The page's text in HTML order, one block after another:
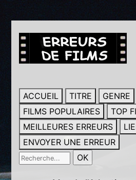
ACCUEIL TITRE GENRE
FILMS POPULAIRES
TOP
MEILLEURES ERREURS
ENVOYER UNE ERREUR